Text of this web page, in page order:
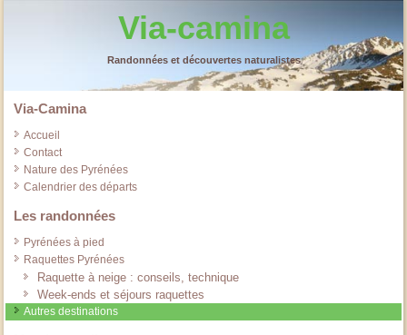
Via-camina
Randonnées et découvertes naturalistes
Via-Camina
Accueil
Contact
Nature des Pyrénées
Calendrier des départs
Les randonnées
Pyrénées à pied
Raquettes Pyrénées
Raquette à neige : conseils, technique
Week-ends et séjours raquettes
Autres destinations